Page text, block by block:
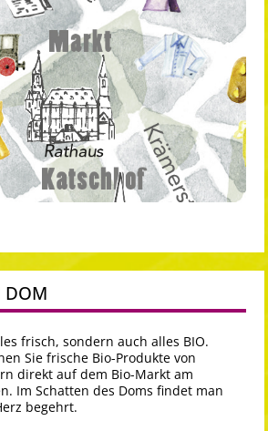
DOM
frisch, sondern auch alles BIO.
Sie frische Bio-Produkte von
direkt auf dem Bio-Markt am
Im Schatten des Doms findet man
begehrt.